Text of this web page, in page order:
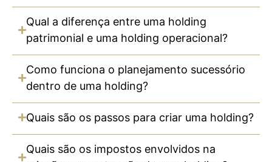
Qual a diferença entre uma holding
patrimonial e uma holding operacional?
Como funciona o planejamento sucessório
dentro de uma holding?
Quais são os passos para criar uma holding?
Quais são os impostos envolvidos na